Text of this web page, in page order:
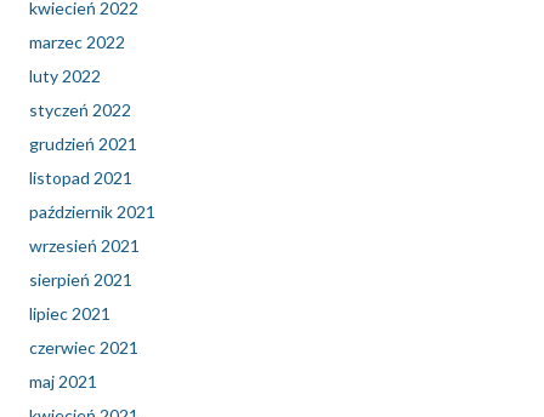
kwiecień 2022
marzec 2022
luty 2022
styczeń 2022
grudzień 2021
listopad 2021
październik 2021
wrzesień 2021
sierpień 2021
lipiec 2021
czerwiec 2021
maj 2021